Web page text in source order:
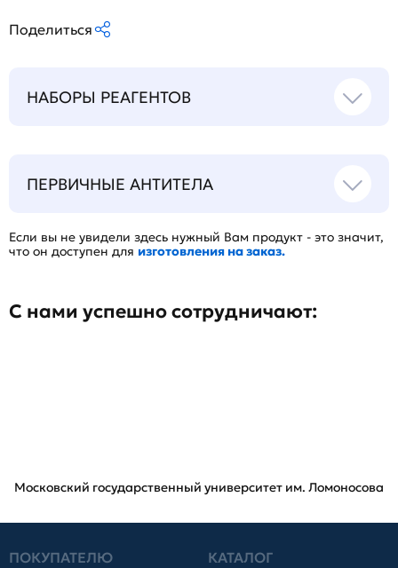
Поделиться
НАБОРЫ РЕАГЕНТОВ
ПЕРВИЧНЫЕ АНТИТЕЛА
Если вы не увидели здесь нужный Вам продукт - это значит,
что он доступен для изготовления на заказ.
С нами успешно сотрудничают:
Московский государственный университет им. Ломоносова
ПОКУПАТЕЛЮ КАТАЛОГ